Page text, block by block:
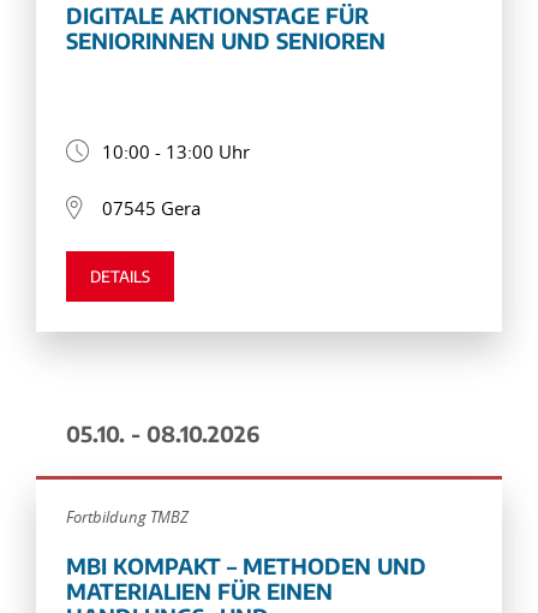
DIGITALE AKTIONSTAGE FÜR
SENIORINNEN UND SENIOREN
10:00 - 13:00 Uhr
07545 Gera
DETAILS
05.10. - 08.10.2026
Fortbildung TMBZ
MBI KOMPAKT – METHODEN UND
MATERIALIEN FÜR EINEN